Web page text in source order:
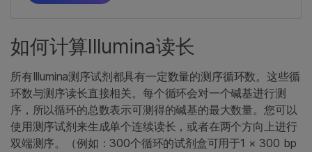
如何计算Illumina读长
所有Illumina测序试剂都具有一定数量的测序循环数。这些循
环数与测序读长直接相关。每个循环会对一个碱基进行测
序，所以循环的总数表示可测得的碱基的最大数量。您可以
使用测序试剂来生成单个连续读长，或者在两个方向上进行
双端测序。（例如：300个循环的试剂盒可用于1 × 300 bp